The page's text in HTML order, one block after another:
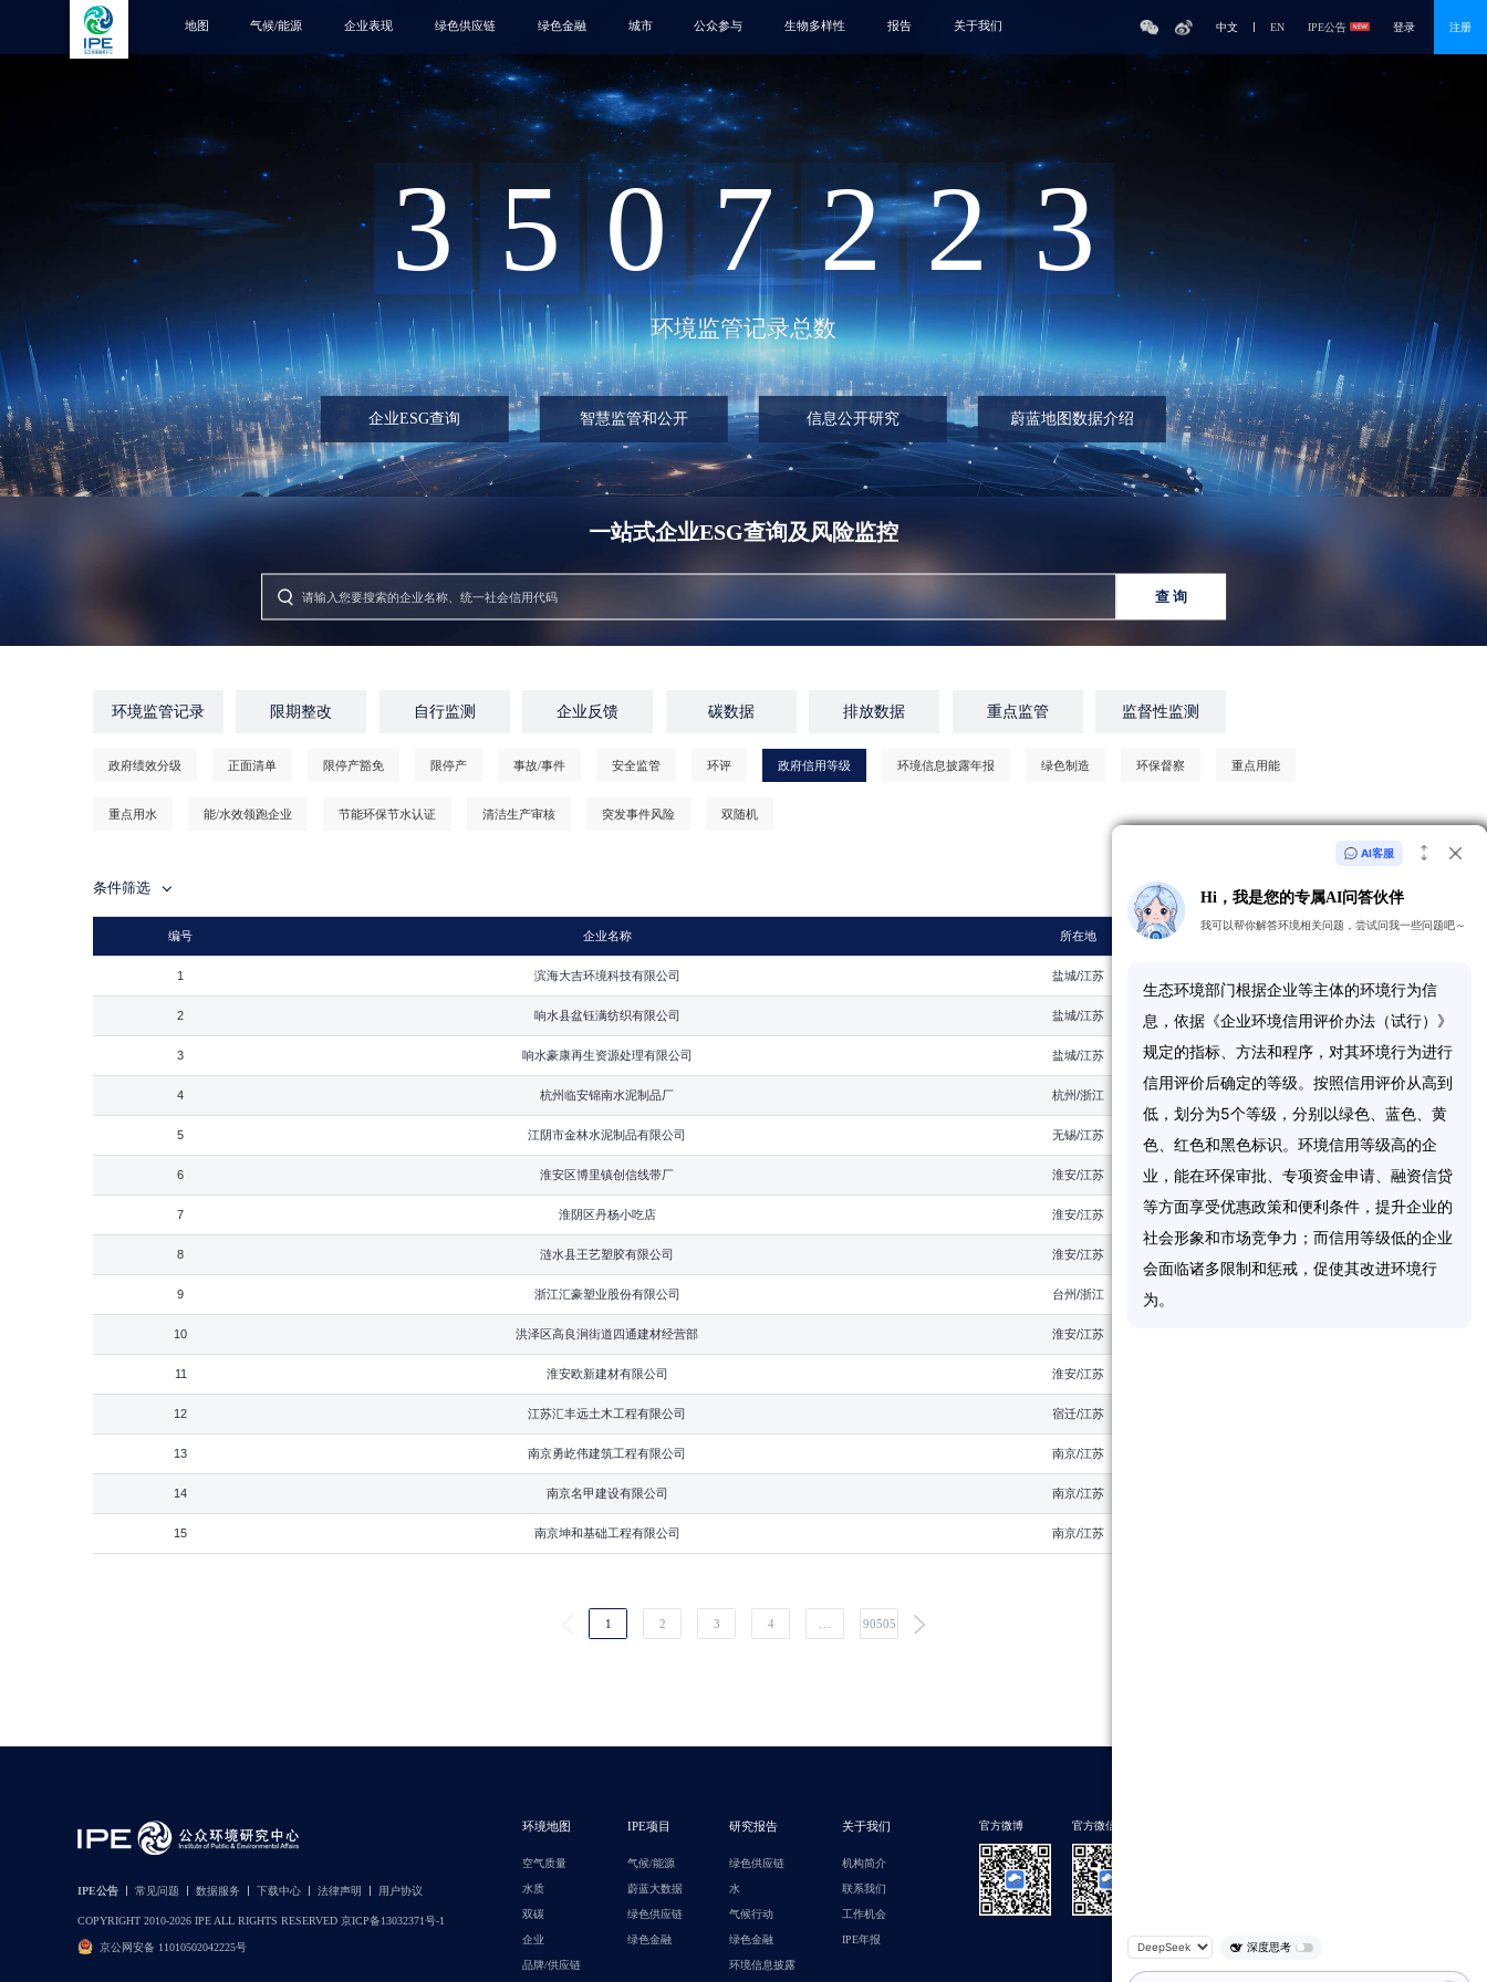
地图 气候/能源 企业表现 绿色供应链 绿色金融 城市 公众参与 生物多样性 报告 关于我们 中文 EN IPE公告 登录 注册
3 5 0 7 2 2 3
环境监管记录总数
企业ESG查询 智慧监管和公开 信息公开研究 蔚蓝地图数据介绍
一站式企业ESG查询及风险监控
查 询
环境监管记录 限期整改 自行监测 企业反馈 碳数据 排放数据 重点监管 监督性监测
政府绩效分级 正面清单 限停产豁免 限停产 事故/事件 安全监管 环评 政府信用等级 环境信息披露年报 绿色制造 环保督察 重点用能
重点用水 能/水效领跑企业 节能环保节水认证 清洁生产审核 突发事件风险 双随机
条件筛选 共 1357565 家企业
编号 企业名称 所在地
1 滨海大吉环境科技有限公司 盐城/江苏
2 响水县盆钰满纺织有限公司 盐城/江苏 2026
3 响水豪康再生资源处理有限公司 盐城/江苏 2026
4 杭州临安锦南水泥制品厂 杭州/浙江
5 江阴市金林水泥制品有限公司 无锡/江苏 2026
6 淮安区博里镇创信线带厂 淮安/江苏 2026
7 淮阴区丹杨小吃店 淮安/江苏 2026
8 涟水县王艺塑胶有限公司 淮安/江苏
9 浙江汇豪塑业股份有限公司 台州/浙江
10 洪泽区高良涧街道四通建材经营部 淮安/江苏
11 淮安欧新建材有限公司 淮安/江苏
12 江苏汇丰远土木工程有限公司 宿迁/江苏
13 南京勇屹伟建筑工程有限公司 南京/江苏
14 南京名甲建设有限公司 南京/江苏
15 南京坤和基础工程有限公司 南京/江苏
1 2 3 4 … 90505
IPE公告 常见问题 数据服务 下载中心 法律声明 用户协议
COPYRIGHT 2010-2026 IPE ALL RIGHTS RESERVED 京ICP备13032371号-1
京公网安备 11010502042225号
环境地图
空气质量
水质
双碳
企业
品牌/供应链
IPE项目
气候/能源
蔚蓝大数据
绿色供应链
绿色金融
研究报告
绿色供应链
水
气候行动
绿色金融
环境信息披露
关于我们
机构简介
联系我们
工作机会
IPE年报
官方微博 官方微信
AI客服
Hi，我是您的专属AI问答伙伴
我可以帮你解答环境相关问题，尝试问我一些问题吧～
生态环境部门根据企业等主体的环境行为信
息 ， 依据《企业环境信用评价办法（试行） 》
规定的指标、 方法和程序， 对其环境行为进行
信用评价后确定的等级。 按照信用评价从高到
低， 划分为5个等级 ， 分别以绿色、 蓝色、 黄
色、 红色和黑色标识。 环境信用等级高的企
业 ， 能在环保审批、 专项资金申请、 融资信贷
等方面享受优惠政策和便利条件， 提升企业的
社会形象和市场竞争力 ； 而信用等级低的企业
会面临诸多限制和惩戒， 促使其改进环境行
为。
深度思考